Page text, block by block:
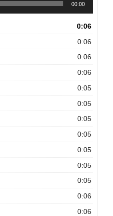
00:00
0:06
0:06
0:06
0:06
0:05
0:05
0:05
0:05
0:05
0:05
0:05
0:06
0:06